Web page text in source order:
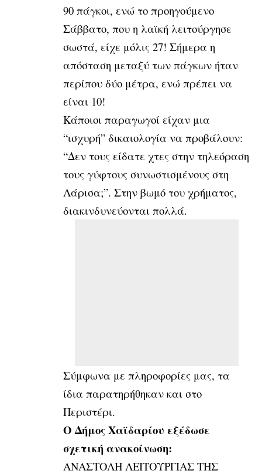
90 πάγκοι, ενώ το προηγούμενο
Σάββατο, που η λαϊκή λειτούργησε
σωστά, είχε μόλις 27! Σήμερα η
απόσταση μεταξύ των πάγκων ήταν
περίπου δύο μέτρα, ενώ πρέπει να
είναι 10!
Κάποιοι παραγωγοί είχαν μια
“ισχυρή” δικαιολογία να προβάλουν:
“Δεν τους είδατε χτες στην τηλεόραση
τους γύφτους συνωστισμένους στη
Λάρισα;”. Στην βωμό του χρήματος,
διακινδυνεύονται πολλά.
Σύμφωνα με πληροφορίες μας, τα
ίδια παρατηρήθηκαν και στο
Περιστέρι.
Ο Δήμος Χαϊδαρίου εξέδωσε
σχετική ανακοίνωση:
ΑΝΑΣΤΟΛΗ ΛΕΙΤΟΥΡΓΙΑΣ ΤΗΣ